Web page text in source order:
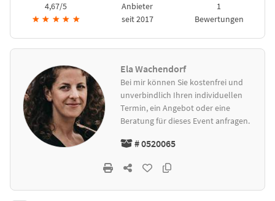
4,67/5
★ ★ ★ ★ ★
Anbieter
seit 2017
1
Bewertungen
Ela Wachendorf
Bei mir können Sie kostenfrei und
unverbindlich Ihren individuellen
Termin, ein Angebot oder eine
Beratung für dieses Event anfragen.
# 0520065